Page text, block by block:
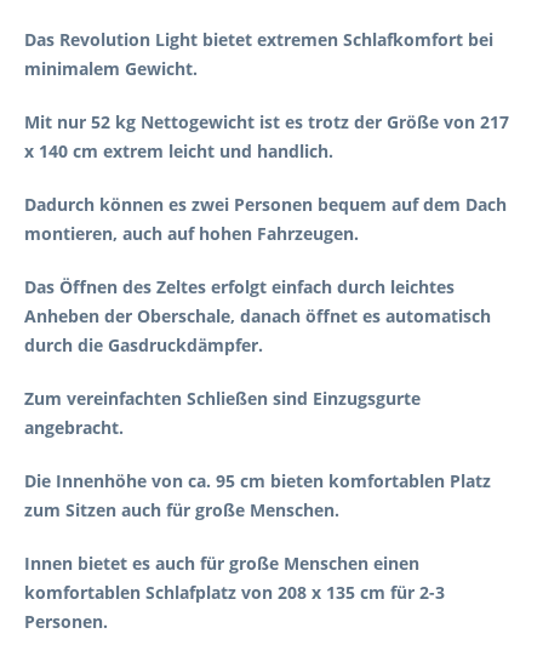
Das Revolution Light bietet extremen Schlafkomfort bei
minimalem Gewicht.
Mit nur 52 kg Nettogewicht ist es trotz der Größe von 217
x 140 cm extrem leicht und handlich.
Dadurch können es zwei Personen bequem auf dem Dach
montieren, auch auf hohen Fahrzeugen.
Das Öffnen des Zeltes erfolgt einfach durch leichtes
Anheben der Oberschale, danach öffnet es automatisch
durch die Gasdruckdämpfer.
Zum vereinfachten Schließen sind Einzugsgurte
angebracht.
Die Innenhöhe von ca. 95 cm bieten komfortablen Platz
zum Sitzen auch für große Menschen.
Innen bietet es auch für große Menschen einen
komfortablen Schlafplatz von 208 x 135 cm für 2-3
Personen.